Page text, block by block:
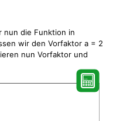
nun die Funktion in
wir den Vorfaktor a = 2
nun Vorfaktor und